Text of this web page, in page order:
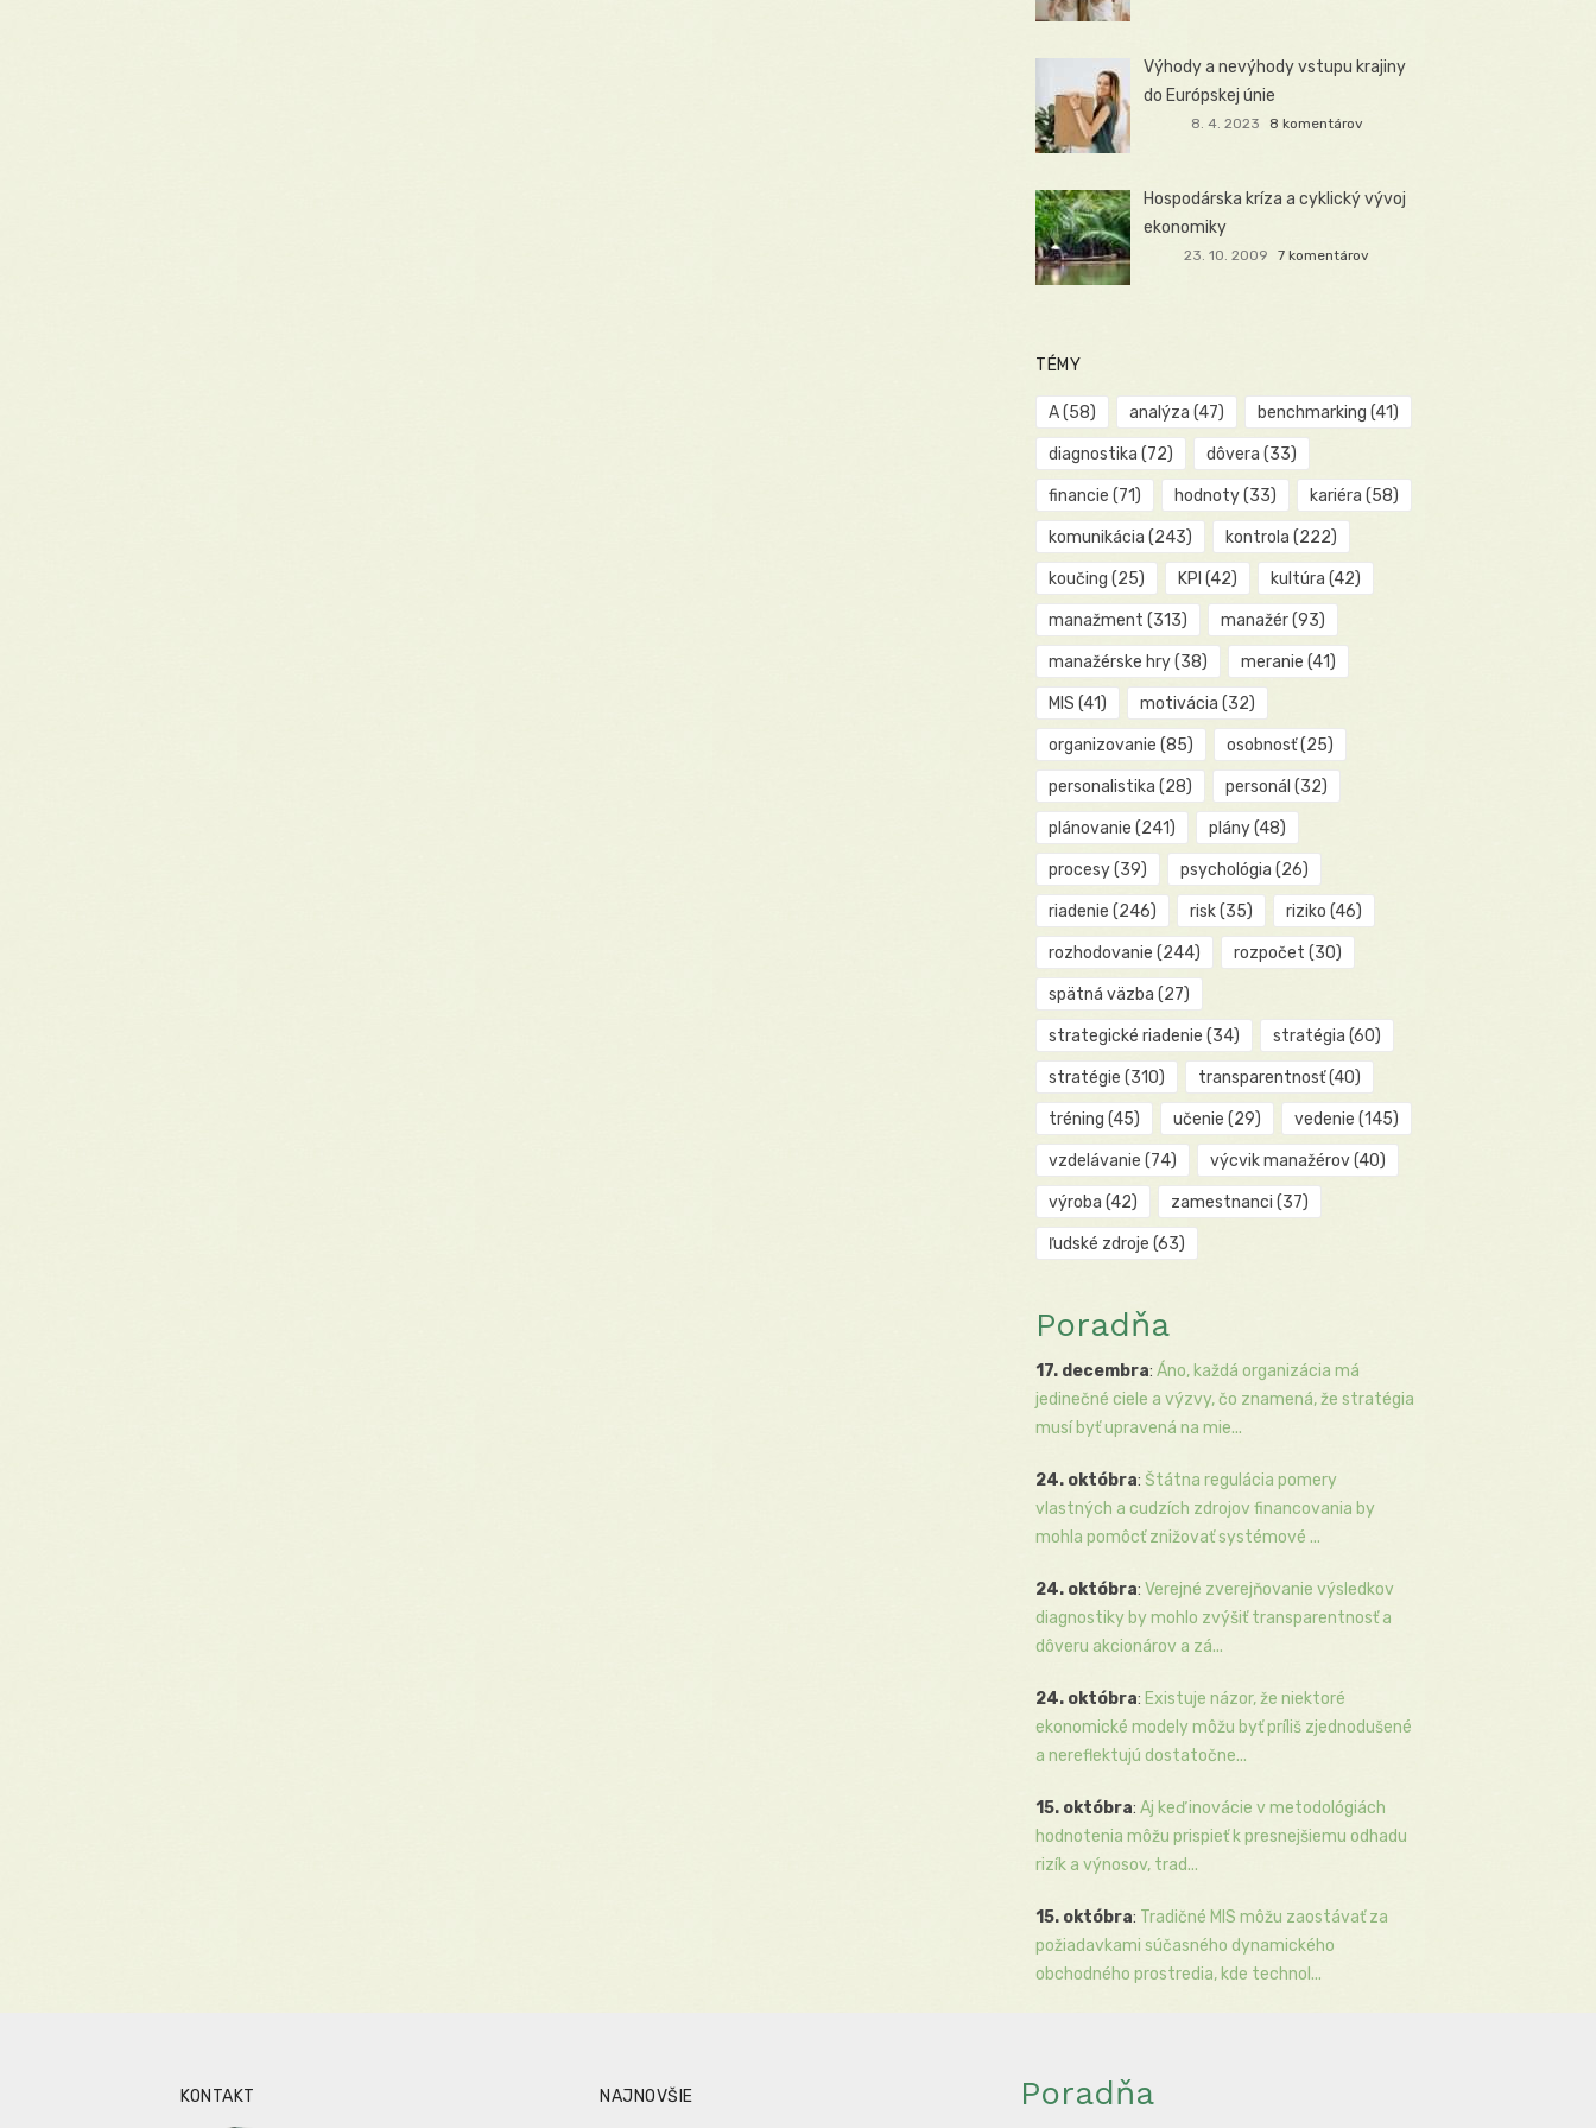
Výhody a nevýhody vstupu krajiny
do Európskej únie
8. 4. 2023 8 komentárov
Hospodárska kríza a cyklický vývoj
ekonomiky
23. 10. 2009 7 komentárov
TÉMY
A(58) analýza (47) benchmarking (41)
diagnostika (72) dôvera (33)
financie (71) hodnoty(33) kariéra (58)
komunikácia (243) kontrola (222)
koučing (25) KPI (42) kultúra (42)
manažment (313) manažér(93)
manažérske hry(38) meranie (41)
MIS (41) motivácia (32)
organizovanie (85) osobnosť(25)
personalistika (28) personál (32)
plánovanie (241) plány(48)
procesy(39) psychológia (26)
riadenie (246) risk(35) riziko (46)
rozhodovanie (244) rozpočet (30)
spätná väzba (27)
strategické riadenie (34) stratégia (60)
stratégie (310) transparentnosť(40)
tréning (45) učenie (29) vedenie (145)
vzdelávanie (74) výcvik manažérov(40)
výroba (42) zamestnanci (37)
ľudské zdroje (63)
Poradňa
17. decembra: Áno, každá organizácia má
jedinečné ciele a výzvy, čo znamená, že stratégia
musí byť upravená na mie...
24. októbra: Štátna regulácia pomery
vlastných a cudzích zdrojov financovania by
mohla pomôcť znižovať systémové ...
24. októbra: Verejné zverejňovanie výsledkov
diagnostiky by mohlo zvýšiť transparentnosť a
dôveru akcionárov a zá...
24. októbra: Existuje názor, že niektoré
ekonomické modely môžu byť príliš zjednodušené
a nereflektujú dostatočne...
15. októbra: Aj keď inovácie v metodológiách
hodnotenia môžu prispieť k presnejšiemu odhadu
rizík a výnosov, trad...
15. októbra: Tradičné MIS môžu zaostávať za
požiadavkami súčasného dynamického
obchodného prostredia, kde technol...
KONTAKT NAJNOVŠIE Poradňa